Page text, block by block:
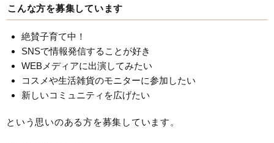
こんな方を募集しています
絶賛子育て中！
SNSで情報発信することが好き
WEBメディアに出演してみたい
コスメや生活雑貨のモニターに参加したい
新しいコミュニティを広げたい
という思いのある方を募集しています。